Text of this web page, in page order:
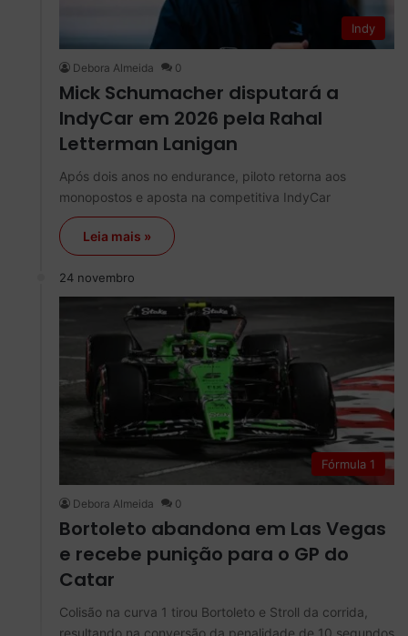
Indy
Debora Almeida 0
Mick Schumacher disputará a
IndyCar em 2026 pela Rahal
Letterman Lanigan
Após dois anos no endurance, piloto retorna aos
monopostos e aposta na competitiva IndyCar
Leia mais »
24 novembro
Fórmula 1
Debora Almeida 0
Bortoleto abandona em Las Vegas
e recebe punição para o GP do
Catar
Colisão na curva 1 tirou Bortoleto e Stroll da corrida,